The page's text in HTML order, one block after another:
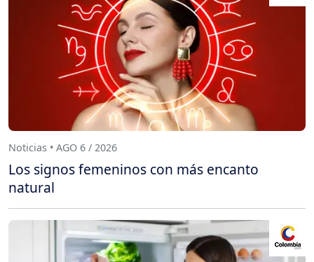
Noticias • AGO 6 / 2026
Los signos femeninos con más encanto
natural